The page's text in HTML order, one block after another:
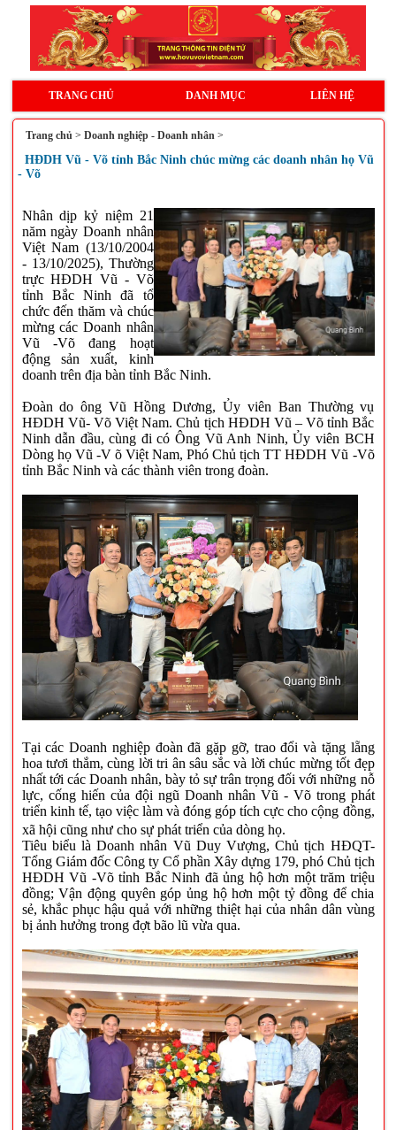
TRANG CHỦ DANH MỤC LIÊN HỆ
Trang chủ > Doanh nghiệp - Doanh nhân>
HĐDH Vũ - Võ tỉnh Bắc Ninh chúc mừng các doanh nhân họ Vũ
- Võ
Nhân dịp kỷ niệm 21
năm ngày Doanh nhân
Việt Nam (13/10/2004
- 13/10/2025), Thường
trực HĐDH Vũ - Võ
tỉnh Bắc Ninh đã tổ
chức đến thăm và chúc
mừng các Doanh nhân
Vũ -Võ đang hoạt
động sản xuất, kinh
doanh trên địa bàn tỉnh Bắc Ninh.
Đoàn do ông Vũ Hồng Dương, Ủy viên Ban Thường vụ
HĐDH Vũ- Võ Việt Nam. Chủ tịch HĐDH Vũ – Võ tỉnh Bắc
Ninh dẫn đầu, cùng đi có Ông Vũ Anh Ninh, Ủy viên BCH
Dòng họ Vũ -V õ Việt Nam, Phó Chủ tịch TT HĐDH Vũ -Võ
tỉnh Bắc Ninh và các thành viên trong đoàn.
Tại các Doanh nghiệp đoàn đã gặp gỡ, trao đổi và tặng lẵng
hoa tươi thắm, cùng lời tri ân sâu sắc và lời chúc mừng tốt đẹp
nhất tới các Doanh nhân, bày tỏ sự trân trọng đối với những nỗ
lực, cống hiến của đội ngũ Doanh nhân Vũ - Võ trong phát
triển kinh tế, tạo việc làm và đóng góp tích cực cho cộng đồng,
xã hội cũng như cho sự phát triển của dòng họ.
Tiêu biểu là Doanh nhân Vũ Duy Vượng, Chủ tịch HĐQT-
Tổng Giám đốc Công ty Cổ phần Xây dựng 179, phó Chủ tịch
HĐDH Vũ -Võ tỉnh Bắc Ninh đã ủng hộ hơn một trăm triệu
đồng; Vận động quyên góp ủng hộ hơn một tỷ đồng để chia
sẻ, khắc phục hậu quả với những thiệt hại của nhân dân vùng
bị ảnh hưởng trong đợt bão lũ vừa qua.